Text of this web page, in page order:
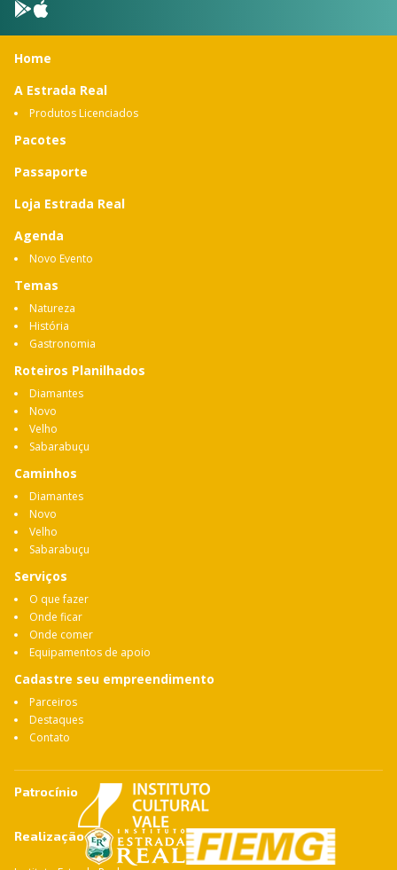
Home
A Estrada Real
Produtos Licenciados
Pacotes
Passaporte
Loja Estrada Real
Agenda
Novo Evento
Temas
Natureza
História
Gastronomia
Roteiros Planilhados
Diamantes
Novo
Velho
Sabarabuçu
Caminhos
Diamantes
Novo
Velho
Sabarabuçu
Serviços
O que fazer
Onde ficar
Onde comer
Equipamentos de apoio
Cadastre seu empreendimento
Parceiros
Destaques
Contato
Patrocínio
Realização